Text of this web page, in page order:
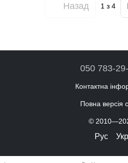
Назад 1з 4
050 783-
Контактна
Повна версія
©
Рус Укр